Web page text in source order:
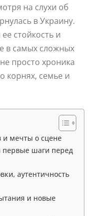
на слухи об
в Украину.
стойкость и
в самых сложных
просто хроника
корнях, семье и
и мечты о сцене
первые шаги перед
аутентичность
и новые